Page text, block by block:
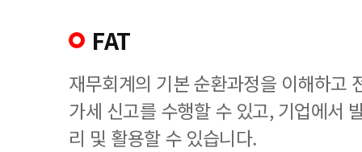
FAT
재무회계의 기본 순환과정을 이해하고
가세 신고를 수행할 수 있고, 기업에서
리 및 활용할 수 있습니다.